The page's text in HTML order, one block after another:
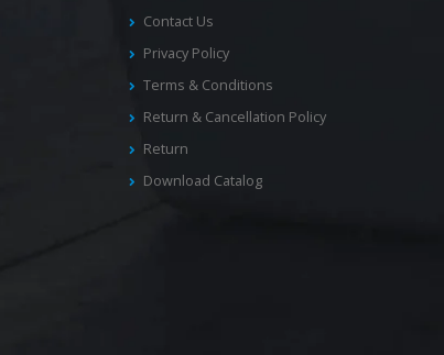
Contact Us
Privacy Policy
Terms & Conditions
Return & Cancellation Policy
Return
Download Catalog